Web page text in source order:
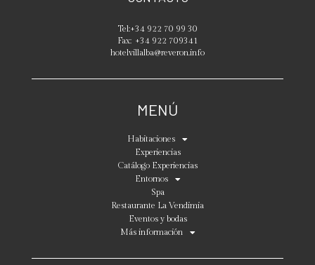
Tel:+34 922 70 99 30
Fax: +34 922 709341
hotelvillalba@reveron.info
MENÚ
Habitaciones
Experiencias
Catálogo Experiencias
Entornos
Spa
Restaurante La Vendimia
Eventos y bodas
Más información